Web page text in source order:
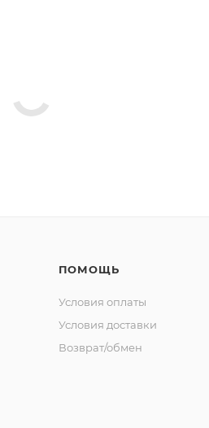
ПОМОЩЬ
Условия оплаты
Условия доставки
Возврат/обмен